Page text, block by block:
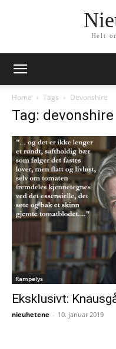
Helt
Home Tags Devonshire
Tag: devonshire
Rampelys
Eksklusivt:
nieuhetene - 10. januar 2019